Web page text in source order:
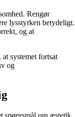
Rengør
lysstyrken betydeligt.
og at
systemet fortsat
og
spørgsmål om æstetik.